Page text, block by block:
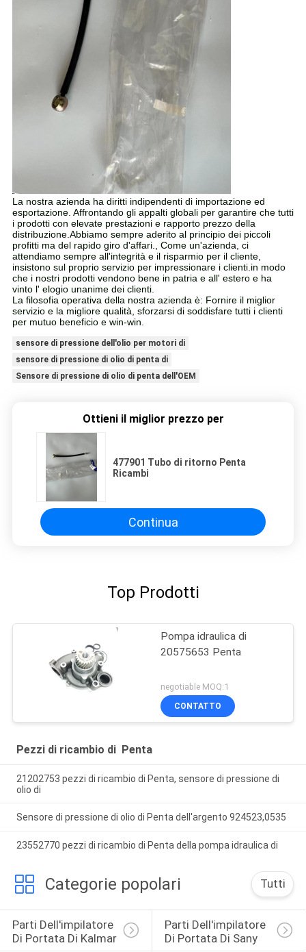
La nostra azienda ha diritti indipendenti di importazione ed
esportazione. Affrontando gli appalti globali per garantire che tutti
i prodotti con elevate prestazioni e rapporto prezzo della
distribuzione.Abbiamo sempre aderito al principio dei piccoli
profitti ma del rapido giro d'affari., Come un'azienda, ci
attendiamo sempre all'integrità e il risparmio per il cliente,
insistono sul proprio servizio per impressionare i clienti.in modo
che i nostri prodotti vendono bene in patria e all' estero e ha
vinto l' elogio unanime dei clienti.
La filosofia operativa della nostra azienda è: Fornire il miglior
servizio e la migliore qualità, sforzarsi di soddisfare tutti i clienti
per mutuo beneficio e win-win.
sensore di pressione dell'olio per motori di
sensore di pressione di olio di penta di
Sensore di pressione di olio di penta dell'OEM
Ottieni il miglior prezzo per
477901 Tubo di ritorno Penta
Ricambi
Continua
Top Prodotti
Pompa idraulica di
20575653 Penta
negotiable MOQ:1
CONTATTO
Pezzi di ricambio di Penta
21202753 pezzi di ricambio di Penta, sensore di pressione di
olio di
Sensore di pressione di olio di Penta dell'argento 924523,0535
23552770 pezzi di ricambio di Penta della pompa idraulica di
Categorie popolari Tutti
Parti Dell'impilatore
Di Portata Di Kalmar
Parti Dell'impilatore
Di Portata Di Sany